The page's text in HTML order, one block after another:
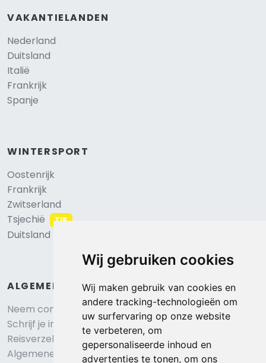
Wij gebruiken cookies
Wij maken gebruik van cookies en
andere tracking-technologieën om
uw surfervaring op onze website
te verbeteren, om
gepersonaliseerde inhoud en
advertenties te tonen, om ons
VAKANTIELANDEN
Nederland
Duitsland
Italië
Frankrijk
Spanje
WINTERSPORT
Oostenrijk
Frankrijk
Zwitserland
Tsjechië
TIP
Duitsland
ALGEMEEN
Neem contact op
Schrijf je in voor onze nieuwsbrief
Reisverzekering afsluiten
Algemene voorwaarden